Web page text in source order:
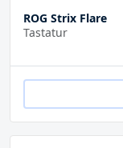
ROG Strix Flare
Tastatur